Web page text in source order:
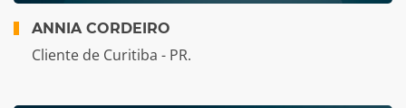
ANNIA CORDEIRO
Cliente de Curitiba - PR.